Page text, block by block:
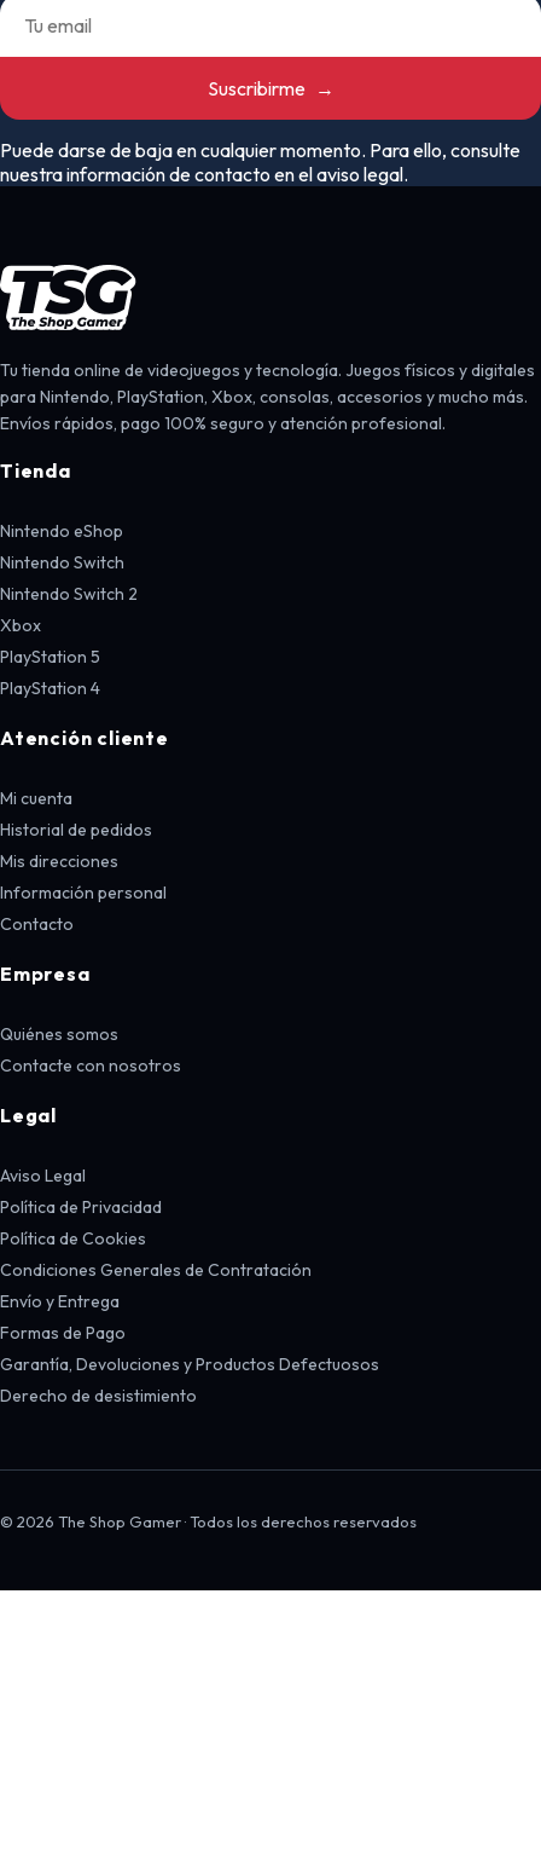
Suscribirme →
Puede darse de baja en cualquier momento. Para ello, consulte
nuestra información de contacto en el aviso legal.
Tu tienda online de videojuegos y tecnología. Juegos físicos y digitales
para Nintendo, PlayStation, Xbox, consolas, accesorios y mucho más.
Envíos rápidos, pago 100% seguro y atención profesional.
Tienda
Nintendo eShop
Nintendo Switch
Nintendo Switch 2
Xbox
PlayStation 5
PlayStation 4
Atención cliente
Mi cuenta
Historial de pedidos
Mis direcciones
Información personal
Contacto
Empresa
Quiénes somos
Contacte con nosotros
Legal
Aviso Legal
Política de Privacidad
Política de Cookies
Condiciones Generales de Contratación
Envío y Entrega
Formas de Pago
Garantía, Devoluciones y Productos Defectuosos
Derecho de desistimiento
© 2026 The Shop Gamer · Todos los derechos reservados